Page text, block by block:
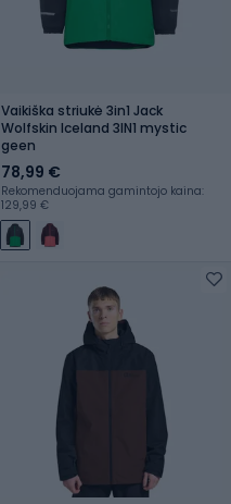
Vaikiška striukė 3in1 Jack
Wolfskin Iceland 3IN1 mystic
geen
78,99 €
Rekomenduojama gamintojo kaina:
129,99 €